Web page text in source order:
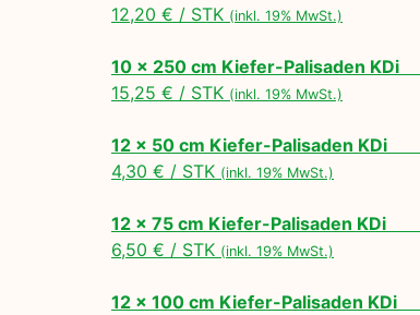
12,20 € / STK (inkl. 19% MwSt.)
10 x 250 cm Kiefer-Palisaden KDi
15,25 € / STK (inkl. 19% MwSt.)
12 x 50 cm Kiefer-Palisaden KDi
4,30 € / STK (inkl. 19% MwSt.)
12 x 75 cm Kiefer-Palisaden KDi
6,50 € / STK (inkl. 19% MwSt.)
12 x 100 cm Kiefer-Palisaden KDi